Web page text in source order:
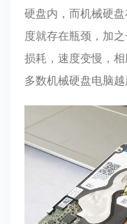
硬盘内，而机械硬
度就存在瓶颈，加
损耗，速度变慢，
多数机械硬盘电脑越